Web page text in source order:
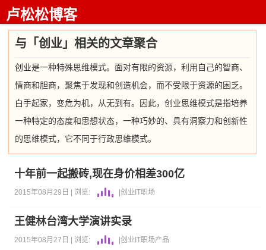
卢松松博客
与「创业」相关的文章聚合
创业是一种特殊思维模式。面对有限的资源，利用自己的智商、
情商和胆商，聚焦于发现和创造机会，而不受限于资源的困乏。
白手起家，变危为机，从无到有。因此，创业思维模式是指培养
一种特定的态度和思想状态，一种巧妙的、具有洞察力和创新性
的思维模式，它不同于行政思维模式。
十年前一起搬砖,现在身价相差300亿
2015年08月29日 | 浏览: |创业 IT职场
王健林台湾大学演讲实录
2015年08月27日 | 浏览: |创业 IT职场产品